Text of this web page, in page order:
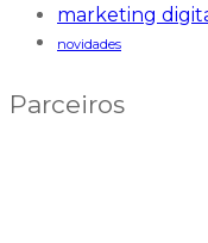
marketing
novidades
Parceiros